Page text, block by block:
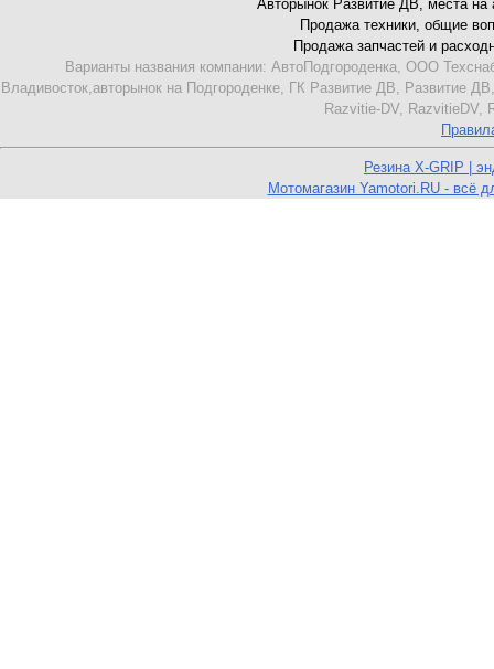
Авторынок Развитие ДВ, места на
Продажа техники, общие
Продажа запчастей и
Варианты названия компании: АвтоПодгороденка, ООО
Владивосток,авторынок на Подгороденке, ГК Развитие ДВ,
Razvitie-DV, RazvitieDV,
Резина X-GRIP |
Мотомагазин Yamotori.RU - всё